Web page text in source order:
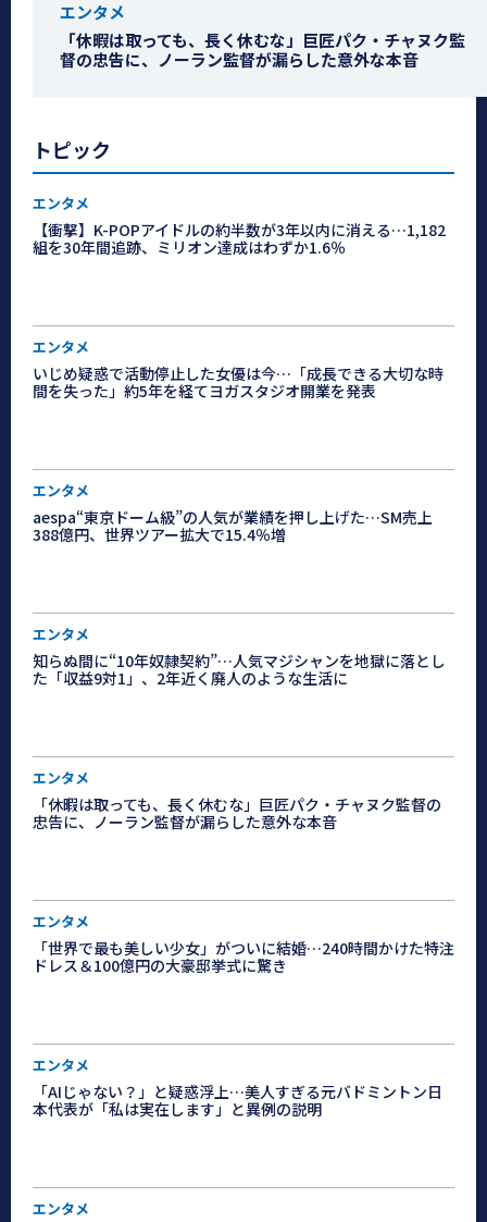
エンタメ
「休暇は取っても、長く休むな」巨匠パク・チャヌク監
督の忠告に、ノーラン監督が漏らした意外な本音
トピック
エンタメ
【衝撃】K-POPアイドルの約半数が3年以内に消える…1,182
組を30年間追跡、ミリオン達成はわずか1.6％
エンタメ
いじめ疑惑で活動停止した女優は今…「成長できる大切な時
間を失った」約5年を経てヨガスタジオ開業を発表
エンタメ
aespa“東京ドーム級”の人気が業績を押し上げた…SM売上
388億円、世界ツアー拡大で15.4％増
エンタメ
知らぬ間に“10年奴隷契約”…人気マジシャンを地獄に落とし
た「収益9対1」、2年近く廃人のような生活に
エンタメ
「休暇は取っても、長く休むな」巨匠パク・チャヌク監督の
忠告に、ノーラン監督が漏らした意外な本音
エンタメ
「世界で最も美しい少女」がついに結婚…240時間かけた特注
ドレス＆100億円の大豪邸挙式に驚き
エンタメ
「AIじゃない？」と疑惑浮上…美人すぎる元バドミントン日
本代表が「私は実在します」と異例の説明
エンタメ